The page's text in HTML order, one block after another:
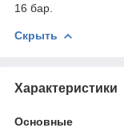
16 бар.
Скрыть
Характеристики
Основные